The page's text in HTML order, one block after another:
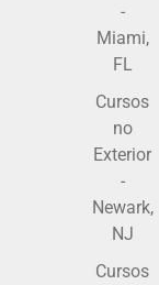
-
Miami,
FL
Cursos
no
Exterior
-
Newark,
NJ
Cursos